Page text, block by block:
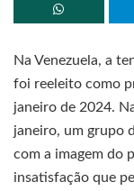
Na Venezuela, a
foi reeleito como
janeiro de 2024.
janeiro, um grupo
com a imagem do
insatisfação que